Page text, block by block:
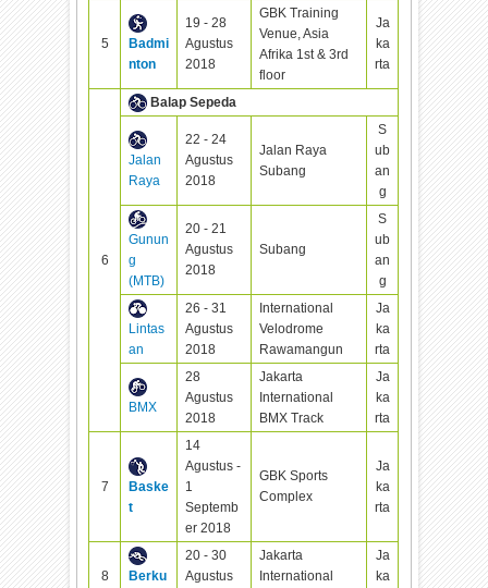
5
Badmi
nton
19 - 28
Agustus
2018
GBK Training
Venue, Asia
Afrika 1st & 3rd
floor
Ja
ka
rta
6
Balap Sepeda
Jalan
Raya
22 - 24
Agustus
2018
Jalan Raya
Subang
S
ub
an
g
Gunun
g
(MTB)
20 - 21
Agustus
2018
Subang
S
ub
an
g
Lintas
an
26 - 31
Agustus
2018
International
Velodrome
Rawamangun
Ja
ka
rta
BMX
28
Agustus
2018
Jakarta
International
BMX Track
Ja
ka
rta
7
Baske
t
14
Agustus -
1
Septemb
er 2018
GBK Sports
Complex
Ja
ka
rta
8
Berku
20 - 30
Agustus
Jakarta
International
Ja
ka